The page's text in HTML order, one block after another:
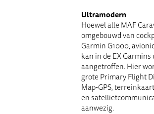
Ultramodern
Hoewel alle MAF
omgebouwdvan
Garmin G1000,
kan in de EXGarmins
aangetroffen. Hier
grote PrimaryFlight
Map-GPS,
en
aanwezig.